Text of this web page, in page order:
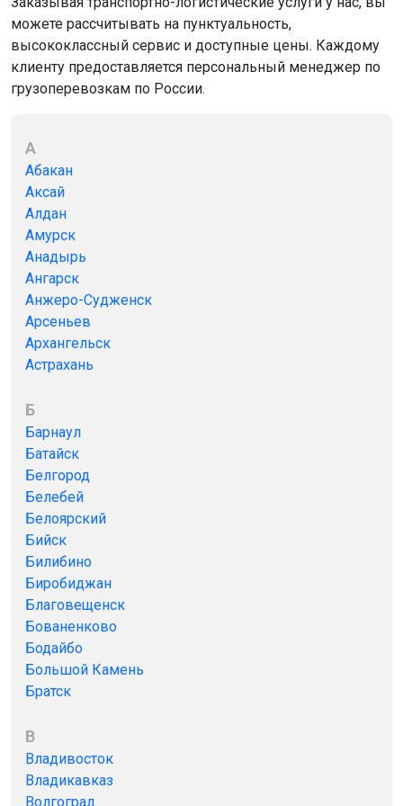
можете рассчитывать на пунктуальность,
высококлассный сервис и доступные цены. Каждому
клиенту предоставляется персональный менеджер по
грузоперевозкам по России.
А
Абакан
Аксай
Алдан
Амурск
Анадырь
Ангарск
Анжеро-Судженск
Арсеньев
Архангельск
Астрахань
Б
Барнаул
Батайск
Белгород
Белебей
Белоярский
Бийск
Билибино
Биробиджан
Благовещенск
Бованенково
Бодайбо
Большой Камень
Братск
В
Владивосток
Владикавказ
Волгоград